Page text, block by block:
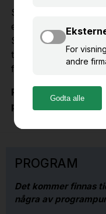
Seminariet är först
en eller flera av de
Syftet är att
tjänsterna ger, inom
förmedling.
På denna
praktisk information
PROGRAM
Det kommer finnas
några av